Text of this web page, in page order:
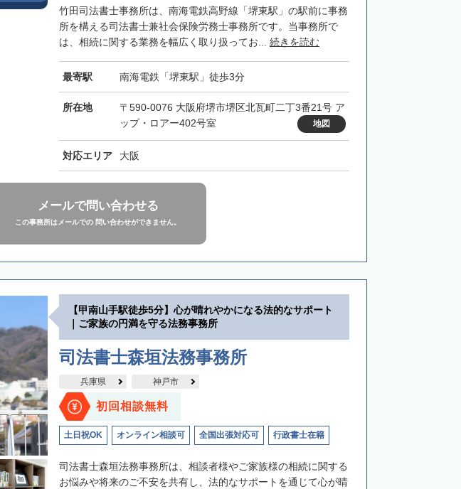
竹田司法書士事務所は、南海電鉄高野線「堺東駅」の駅前に事務
所を構える司法書士兼社会保険労務士事務所です。当事務所で
は、相続に関する業務を幅広く取り扱ってお... 続きを読む
最寄駅 南海電鉄「堺東駅」徒歩3分
所在地
〒590-0076 大阪府堺市堺区北瓦町二丁3番21号 ア
ップ・ロアー402号室
地図
対応エリア 大阪
メールで問い合わせる
この事務所はメールでの 問い合わせができません。
【甲南山手駅徒歩5分】心が晴れやかになる法的なサポート
｜ご家族の円満を守る法務事務所
司法書士森垣法務事務所
兵庫県 神戸市
初回相談無料
土日祝OK オンライン相談可 全国出張対応可 行政書士在籍
司法書士森垣法務事務所は、相談者様やご家族様の相続に関する
お悩みや将来のご不安を共有し、法的なサポートを通じて心が晴